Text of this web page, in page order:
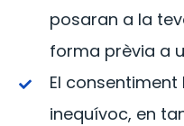
posaran a la
forma prèvia a
El
inequívoc, en